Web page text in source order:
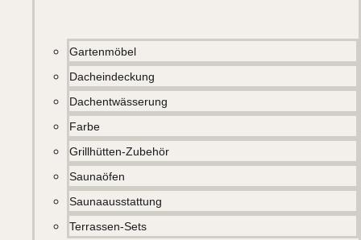
Gartenmöbel
Dacheindeckung
Dachentwässerung
Farbe
Grillhütten-Zubehör
Saunaöfen
Saunaausstattung
Terrassen-Sets